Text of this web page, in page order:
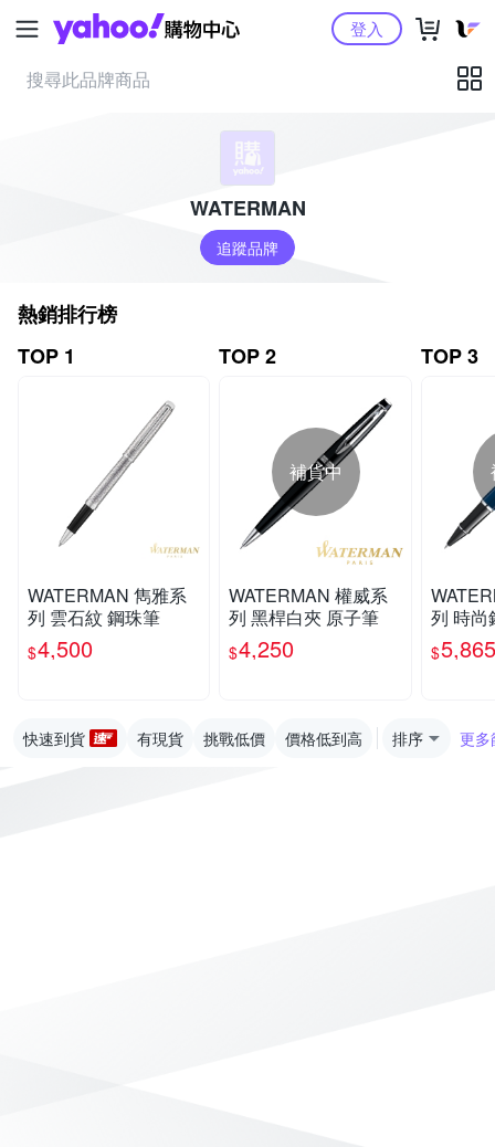
Yahoo購物中心登入
WATERMAN
追蹤品牌
熱銷排行榜
TOP 1
WATERMAN 雋雅系
列 雲石紋 鋼珠筆
$4,500
TOP 2
補貨中
WATERMAN 權威系
列 黑桿白夾 原子筆
$4,250
TOP 3
列 時尚
珠筆
$5,865
快速到貨 有現貨 挑戰低價 價格低到高 排序 更多